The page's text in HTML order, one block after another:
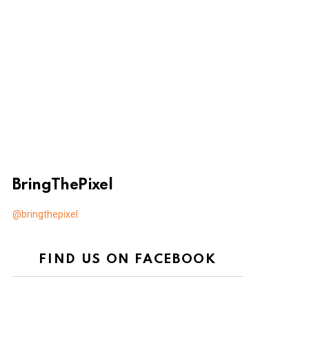
BringThePixel
@bringthepixel
FIND US ON FACEBOOK